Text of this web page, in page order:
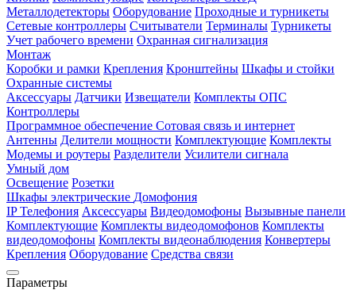
Металлодетекторы Оборудование Проходные и турникеты
Сетевые контроллеры Считыватели Терминалы Турникеты
Учет рабочего времени Охранная сигнализация
Монтаж
Коробки и рамки Крепления Кронштейны Шкафы и стойки
Охранные системы
Аксессуары Датчики Извещатели Комплекты ОПС
Контроллеры
Программное обеспечение Сотовая связь и интернет
Антенны Делители мощности Комплектующие Комплекты
Модемы и роутеры Разделители Усилители сигнала
Умный дом
Освещение Розетки
Шкафы электрические Домофония
IP Телефония Аксессуары Видеодомофоны Вызывные панели
Комплектующие Комплекты видеодомофонов Комплекты
видеодомофоны Комплекты видеонаблюдения Конвертеры
Крепления Оборудование Средства связи
Параметры